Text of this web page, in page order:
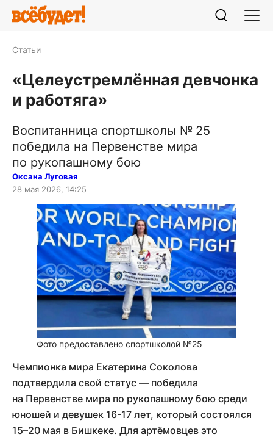
Статьи
«Целеустремлённая девчонка
и работяга»
Воспитанница спортшколы № 25
победила на Первенстве мира
по рукопашному бою
Оксана Луговая
28 мая 2026, 14:25
Фото предоставлено спортшколой №25
Чемпионка мира Екатерина Соколова
подтвердила свой статус — победила
на Первенстве мира по рукопашному бою среди
юношей и девушек 16-17 лет, который состоялся
15–20 мая в Бишкеке. Для артёмовцев это